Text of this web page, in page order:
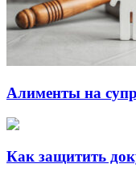
Алименты на
Как защитить